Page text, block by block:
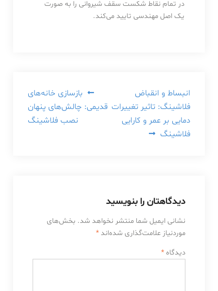
در تمام نقاط شکست سقف شیروانی را به صورت
یک اصل مهندسی تایید می‌کند.
راهبری
نوشته
بازسازی خانه‌های
قدیمی: چالش‌های پنهان
نصب فلاشینگ
انبساط و انقباض
فلاشینگ: تاثیر تغییرات
دمایی بر عمر و کارایی
فلاشینگ
دیدگاهتان را بنویسید
نشانی ایمیل شما منتشر نخواهد شد. بخش‌های
موردنیاز علامت‌گذاری شده‌اند *
دیدگاه *